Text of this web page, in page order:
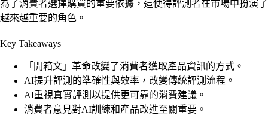
為了消費者選擇購買的重要依據，這使得評測者在市場中扮演了
越來越重要的角色。
Key Takeaways
「開箱文」革命改變了消費者獲取產品資訊的方式。
AI提升評測的準確性與效率，改變傳統評測流程。
AI重視真實評測以提供更可靠的消費建議。
消費者意見對AI訓練和產品改進至關重要。